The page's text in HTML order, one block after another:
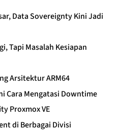
Data Sovereignty Kini Jadi
Tapi Masalah Kesiapan
Arsitektur ARM64
Cara Mengatasi Downtime
Proxmox VE
di Berbagai Divisi